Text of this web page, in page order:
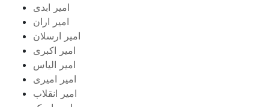
امیر ابدی
امیر اران
امیر ارسلان
امیر اکبری
امیر الیاس
امیر امیری
امیر انقلاب